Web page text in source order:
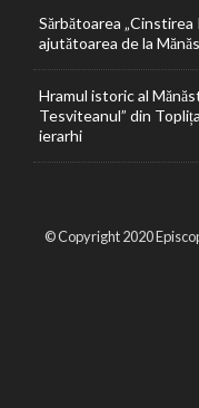
Sărbătoarea
ajutătoarea de la
Hramul istoric al
Tesviteanul” din
ierarhi
© Copyright 2020